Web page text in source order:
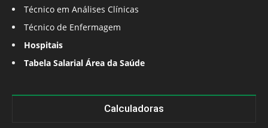
Técnico em Análises Clínicas
Técnico de Enfermagem
Hospitais
Tabela Salarial Área da Saúde
Calculadoras